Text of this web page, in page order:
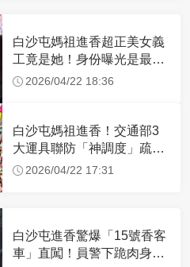
白沙屯媽祖進香超正美女義
工竟是她！身份曝光是最美
禮生 一輩子不結婚
2026/04/22 18:36
白沙屯媽祖進香！交通部3
大運具聯防「神調度」疏運
32.1萬創新高
2026/04/22 17:31
白沙屯進香驚爆「15號香客
車」直闖！員警下跪肉身擋